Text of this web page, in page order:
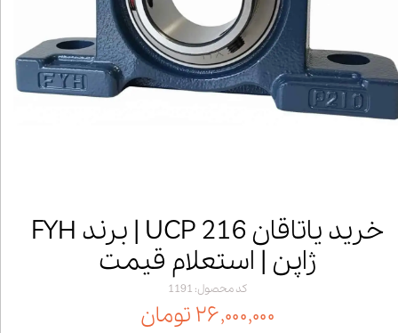
خرید یاتاقان UCP 216 | برند FYH
ژاپن | استعلام قیمت
کد محصول: 1191
۲۶,۰۰۰,۰۰۰ تومان